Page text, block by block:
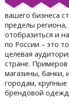
вашего бизнеса
пределы
отобразиться и
по России – это
целевая
стране. Примеров
магазины,
городам,
брендовой